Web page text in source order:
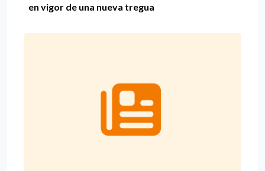
en vigor de una nueva tregua